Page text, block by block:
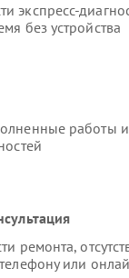
экспресс-
без устройства
работы
ремонта,
или